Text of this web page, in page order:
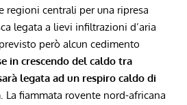
regioni centrali per una ripresa
legata a lievi infiltrazioni d’aria
però alcun cedimento
in crescendo del caldo tra
legata ad un respiro caldo di
. La fiammata rovente nord-africana